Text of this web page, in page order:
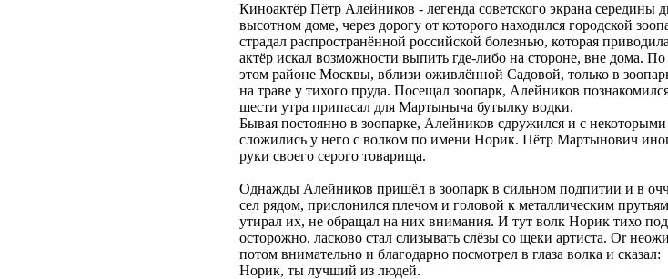
Киноактёр Пётр Алейников - легенда советского экрана
высотном доме, через дорогу от которого находился городской
страдал распространённой российской болезнью, которая
актёр искал возможности выпить где-либо на стороне, вне дома.
этом районе Москвы, вблизи оживлённой Садовой, только в
на траве у тихого пруда. Посещал зоопарк, Алейников
шести утра припасал для Мартыныча бутылку водки.
Бывая постоянно в зоопарке, Алейников сдружился и с
сложились у него с волком по имени Норик. Пётр Мартынович
руки своего серого товарища.
Однажды Алейников пришёл в зоопарк в сильном подпитии и в
сел рядом, прислонился плечом и головой к металлическим
утирал их, не обращал на них внимания. И тут волк Норик тихо
осторожно, ласково стал слизывать слёзы со щеки артиста. Or
потом внимательно и благодарно посмотрел в глаза волка и сказал:
Норик, ты лучший из людей.